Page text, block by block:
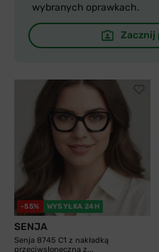
wybranych oprawkach.
Zacznij
-55% WYSYŁKA 24H
SENJA
Senja 8745 C1 z nakładką
przeciwsłoneczną z...